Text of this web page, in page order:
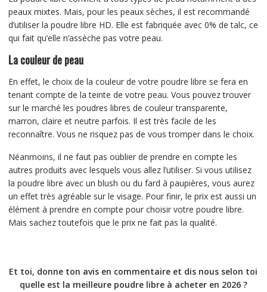
peaux mixtes. Mais, pour les peaux sèches, il est recommandé
d’utiliser la poudre libre HD. Elle est fabriquée avec 0% de talc, ce
qui fait qu’elle n’assèche pas votre peau.
La couleur de peau
En effet, le choix de la couleur de votre poudre libre se fera en
tenant compte de la teinte de votre peau. Vous pouvez trouver
sur le marché les poudres libres de couleur transparente,
marron, claire et neutre parfois. Il est très facile de les
reconnaître. Vous ne risquez pas de vous tromper dans le choix.
Néanmoins, il ne faut pas oublier de prendre en compte les
autres produits avec lesquels vous allez l’utiliser. Si vous utilisez
la poudre libre avec un blush ou du fard à paupières, vous aurez
un effet très agréable sur le visage. Pour finir, le prix est aussi un
élément à prendre en compte pour choisir votre poudre libre.
Mais sachez toutefois que le prix ne fait pas la qualité.
Et toi, donne ton avis en commentaire et dis nous selon toi
quelle est la meilleure poudre libre à acheter en 2026 ?